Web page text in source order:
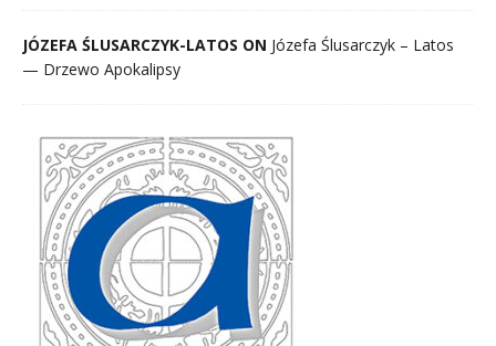
JÓZEFA ŚLUSARCZYK-LATOS ON Józefa Ślusarczyk – Latos
— Drzewo Apokalipsy